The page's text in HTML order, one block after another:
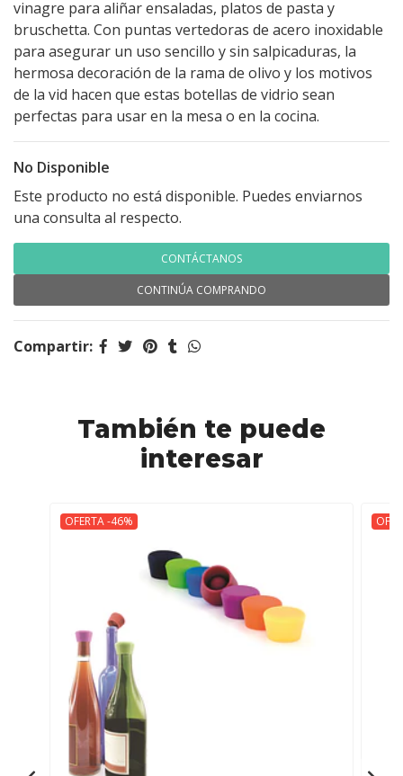
vinagre para aliñar ensaladas, platos de pasta y
bruschetta. Con puntas vertedoras de acero inoxidable
para asegurar un uso sencillo y sin salpicaduras, la
hermosa decoración de la rama de olivo y los motivos
de la vid hacen que estas botellas de vidrio sean
perfectas para usar en la mesa o en la cocina.
No Disponible
Este producto no está disponible. Puedes enviarnos
una consulta al respecto.
CONTÁCTANOS
CONTINÚA COMPRANDO
Compartir:
También te puede
interesar
OFERTA -46%